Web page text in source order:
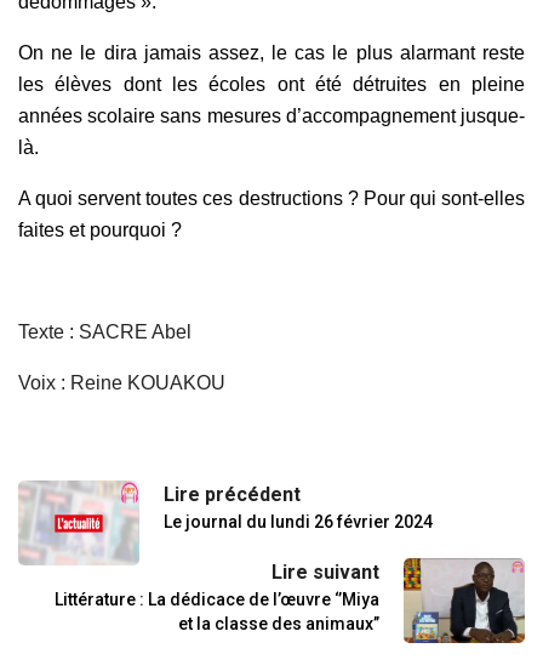
On ne le dira jamais assez, le cas le plus alarmant reste
les élèves dont les écoles ont été détruites en pleine
années scolaire sans mesures d’accompagnement jusque-
là.
A quoi servent toutes ces destructions ? Pour qui sont-elles
faites et pourquoi ?
Texte : SACRE Abel
Voix : Reine KOUAKOU
Lire précédent
Le journal du lundi 26 février 2024
Lire suivant
Littérature : La dédicace de l’œuvre ‘’Miya
et la classe des animaux’’